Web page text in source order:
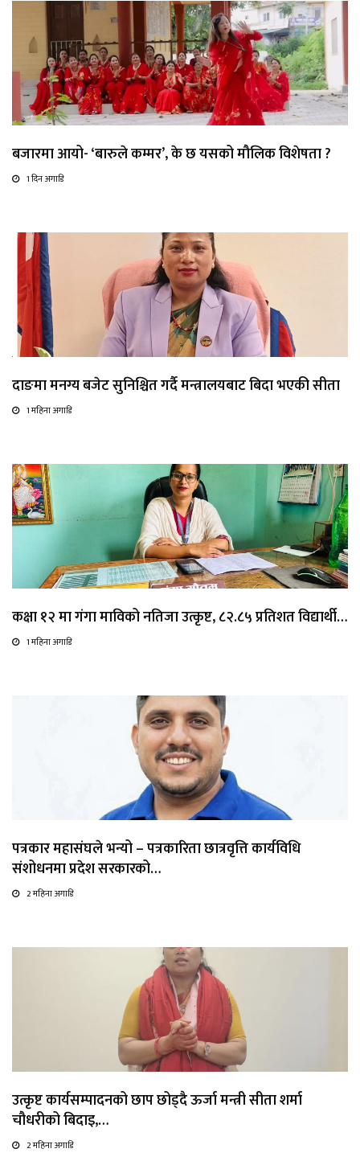
बजारमा आयो- ‘बारुले कम्मर’, के छ यसको मौलिक विशेषता ?
1 दिन अगाडि
दाङमा मनग्य बजेट सुनिश्चित गर्दै मन्त्रालयबाट बिदा भएकी सीता
1 महिना अगाडि
कक्षा १२ मा गंगा माविको नतिजा उत्कृष्ट, ८२.८५ प्रतिशत विद्यार्थी…
1 महिना अगाडि
पत्रकार महासंघले भन्यो – पत्रकारिता छात्रवृत्ति कार्यविधि
संशोधनमा प्रदेश सरकारको…
2 महिना अगाडि
उत्कृष्ट कार्यसम्पादनको छाप छोड्दै ऊर्जा मन्त्री सीता शर्मा
चौधरीको बिदाइ,…
2 महिना अगाडि